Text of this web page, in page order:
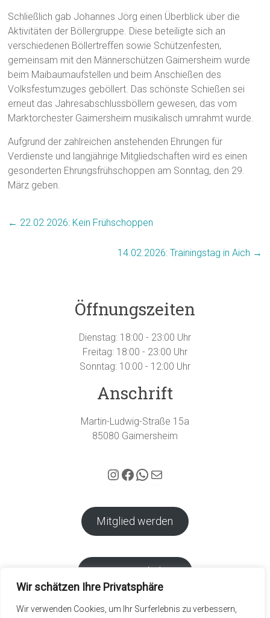
Wir schätzen Ihre Privatsphäre
Wir verwenden Cookies, um Ihr Surferlebnis zu verbessern,
Schließlich gab Johannes Jörg einen Überblick über die
Aktivitäten der Böllergruppe. Diese beteiligte sich an
verschiedenen Böllertreffen sowie Schützenfesten,
gemeinsam mit den Männerschützen Gaimersheim wurde
beim Maibaumaufstellen und beim Anschießen des
Volksfestumzuges geböllert. Das schönste Schießen sei
erneut das Jahresabschlussböllern gewesen, das vom
Marktorchester Gaimersheim musikalisch umrahmt wurde.
Aufgrund der zahlreichen anstehenden Ehrungen für
Verdienste und langjährige Mitgliedschaften wird es einen
gesonderten Ehrungsfrühschoppen am Sonntag, den 29.
März geben.
← 22.02.2026: Kein Frühschoppen
14.02.2026: Trainingstag in Aich →
Öffnungszeiten
Dienstag: 18:00 - 23:00 Uhr
Freitag: 18:00 - 23:00 Uhr
Sonntag: 10:00 - 12:00 Uhr
Anschrift
Martin-Ludwig-Straße 15a
85080 Gaimersheim
Hubertus Gaimersheim auf Instagram
Facebook
WhatsApp
E-Mail
Mitglied werden
Vereins-Webshop